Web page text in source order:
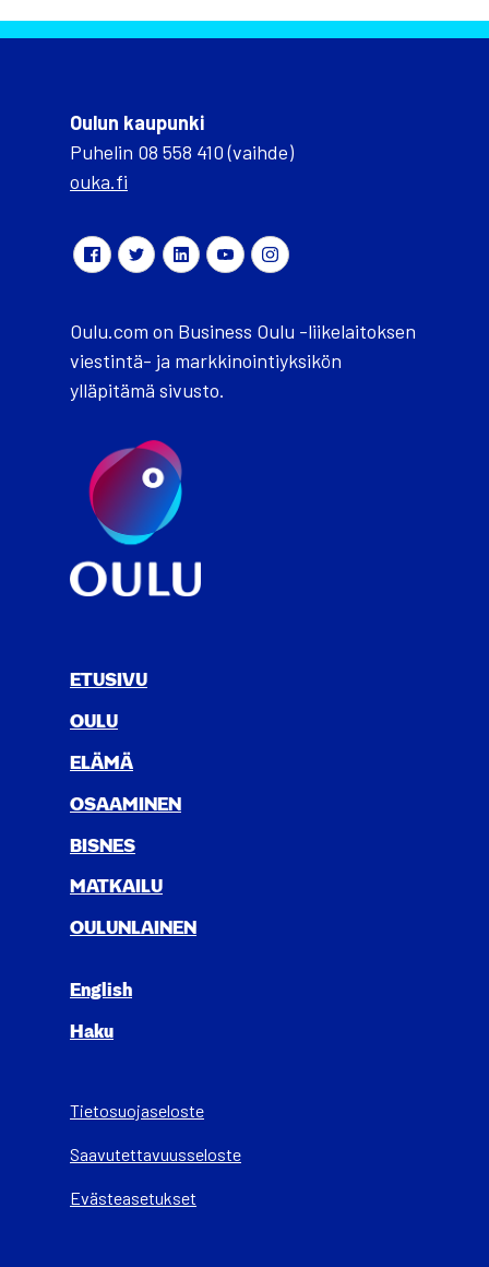
Oulun kaupunki
Puhelin 08 558 410 (vaihde)
ouka.fi
Oulu.com on Business Oulu -liikelaitoksen
viestintä- ja markkinointiyksikön
ylläpitämä sivusto.
ETUSIVU
OULU
ELÄ­MÄ
OSAA­MI­NEN
BIS­NES
MAT­KAI­LU
OULUN­LAI­NEN
English
Haku
Tietosuojaseloste
Saa­vu­tet­ta­vuus­se­los­te
Evästeasetukset